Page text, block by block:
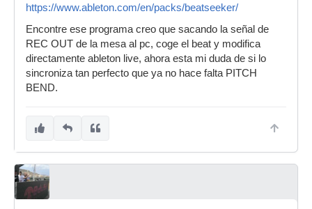
https://www.ableton.com/en/packs/beatseeker/
Encontre ese programa creo que sacando la señal de
REC OUT de la mesa al pc, coge el beat y modifica
directamente ableton live, ahora esta mi duda de si lo
sincroniza tan perfecto que ya no hace falta PITCH
BEND.